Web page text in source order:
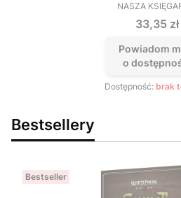
NASZA
Cena
33,35 zł
Powiadom
o
Dostępność: brak
Bestsellery
Bestseller